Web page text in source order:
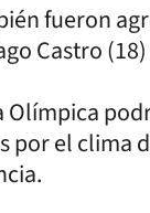
fueron
Castro
Olímpica
por el clima